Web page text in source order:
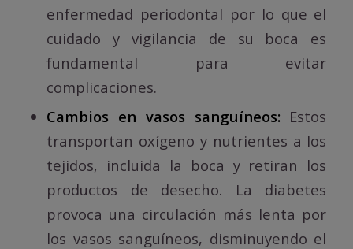
enfermedad periodontal por lo que el
cuidado y vigilancia de su boca es
fundamental para evitar
complicaciones.
Cambios en vasos sanguíneos: Estos
transportan oxígeno y nutrientes a los
tejidos, incluida la boca y retiran los
productos de desecho. La diabetes
provoca una circulación más lenta por
los vasos sanguíneos, disminuyendo el